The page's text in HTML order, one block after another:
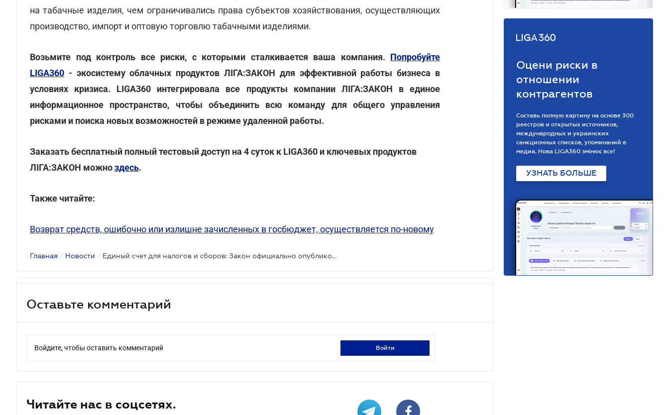
на табачные изделия, чем ограничивались права субъектов хозяйствования, осуществляющих
производство, импорт и оптовую торговлю табачными изделиями.
Возьмите под контроль все риски, с которыми сталкивается ваша компания. Попробуйте
LIGA360 - экосистему облачных продуктов ЛІГА:ЗАКОН для эффективной работы бизнеса в
условиях кризиса. LIGA360 интегрировала все продукты компании ЛІГА:ЗАКОН в единое
информационное пространство, чтобы объединить всю команду для общего управления
рисками и поиска новых возможностей в режиме удаленной работы.
Заказать бесплатный полный тестовый доступ на 4 суток к LIGA360 и ключевых продуктов
ЛІГА:ЗАКОН можноздесь.
Также читайте:
Возврат средств, ошибочно или излишне зачисленных в госбюджет, осуществляется по-новому
Главная / Новости / Единый счет для налогов и сборов: Закон официально опубликован
Оставьте комментарий
Войдите, чтобы оставить комментарий войти
Читайте нас в соцсетях.
Оцени риски в
отношении
контрагентов
Составь полную картину на основе 300
реестров и открытых источников,
международных и украинских
санкционных списков, упоминаний в
медиа. Нова LIGA360 змінює все!
УЗНАТЬ БОЛЬШЕ